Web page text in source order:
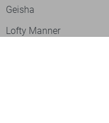
Geisha
Lofty Manner